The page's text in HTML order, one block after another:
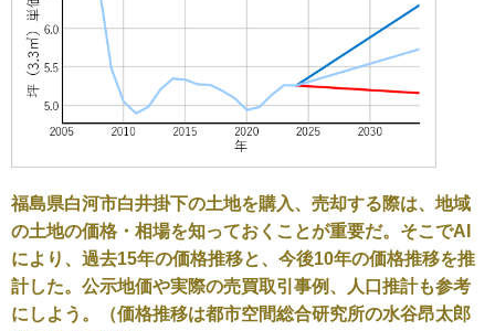
福島県白河市白井掛下の土地を購入、売却する際は、地域
の土地の価格・相場を知っておくことが重要だ。そこでAI
により、過去15年の価格推移と、今後10年の価格推移を推
計した。公示地価や実際の売買取引事例、人口推計も参考
にしよう。（価格推移は都市空間総合研究所の水谷昂太郎